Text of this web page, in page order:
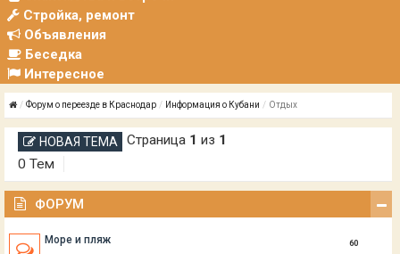
Стройка, ремонт
Объявления
Беседка
Интересное
Форум о переезде в Краснодар Информация о Кубани Отдых
НОВАЯ ТЕМА
0 Тем
Страница 1 из 1
ФОРУМ
Море и пляж
60